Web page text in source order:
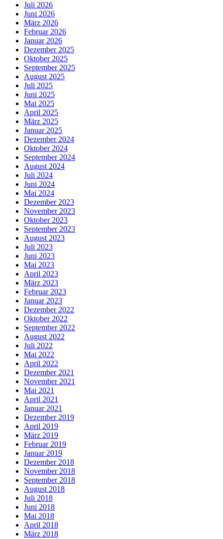
Juli 2026
Juni 2026
März 2026
Februar 2026
Januar 2026
Dezember 2025
Oktober 2025
September 2025
August 2025
Juli 2025
Juni 2025
Mai 2025
April 2025
März 2025
Januar 2025
Dezember 2024
Oktober 2024
September 2024
August 2024
Juli 2024
Juni 2024
Mai 2024
Dezember 2023
November 2023
Oktober 2023
September 2023
August 2023
Juli 2023
Juni 2023
Mai 2023
April 2023
März 2023
Februar 2023
Januar 2023
Dezember 2022
Oktober 2022
September 2022
August 2022
Juli 2022
Mai 2022
April 2022
Dezember 2021
November 2021
Mai 2021
April 2021
Januar 2021
Dezember 2019
April 2019
März 2019
Februar 2019
Januar 2019
Dezember 2018
November 2018
September 2018
August 2018
Juli 2018
Juni 2018
Mai 2018
April 2018
März 2018